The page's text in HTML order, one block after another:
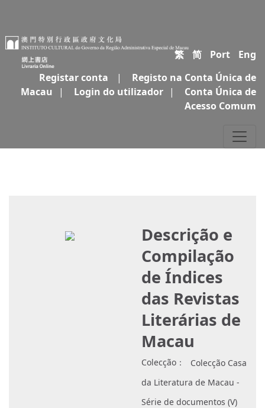
繁 简 Port
Eng
Registar conta
|
Registo na Conta Única de
Macau
| Login do utilizador |
Conta Única de
Acesso Comum
Descrição e
Compilação
de Índices
das Revistas
Literárias de
Macau
Colecção：
Colecção Casa
da Literatura de Macau -
Série de documentos (V)